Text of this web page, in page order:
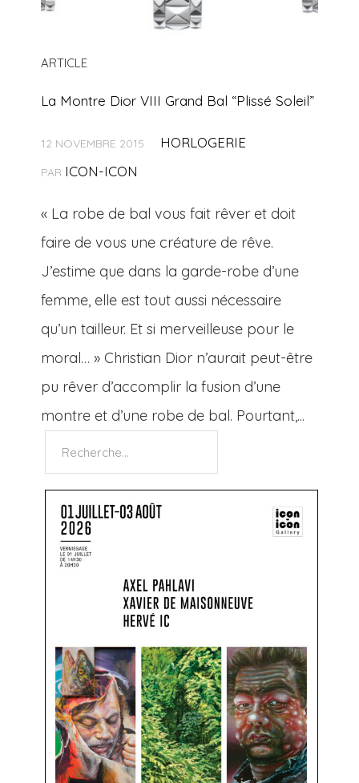
ARTICLE
La Montre Dior VIII Grand Bal “Plissé Soleil”
12 NOVEMBRE 2015 HORLOGERIE
PAR ICON-ICON
« La robe de bal vous fait rêver et doit
faire de vous une créature de rêve.
J’estime que dans la garde-robe d’une
femme, elle est tout aussi nécessaire
qu’un tailleur. Et si merveilleuse pour le
moral… » Christian Dior n’aurait peut-être
pu rêver d’accomplir la fusion d’une
montre et d’une robe de bal. Pourtant,...
Rechercher